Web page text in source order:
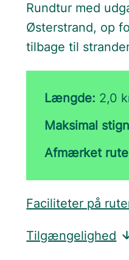
Rundtur med
Østerstrand, op
tilbage til
Længde: 2,0
Maksimal
Afmærket
Faciliteter på
Tilgængelighed